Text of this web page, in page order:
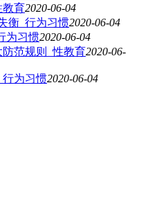
教育2020-06-04
衡_行为习惯2020-06-04
为习惯2020-06-04
范规则_性教育2020-06-
行为习惯2020-06-04